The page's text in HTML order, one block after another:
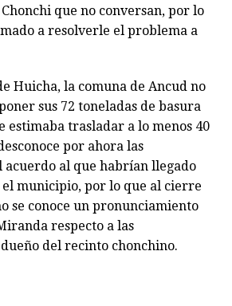
que no conversan, por lo
a resolverle el problema a
Huicha, la comuna de Ancud no
sus 72 toneladas de basura
estimaba trasladar a lo menos 40
por ahora las
acuerdo al que habrían llegado
municipio, por lo que al cierre
se conoce un pronunciamiento
respecto a las
del recinto chonchino.